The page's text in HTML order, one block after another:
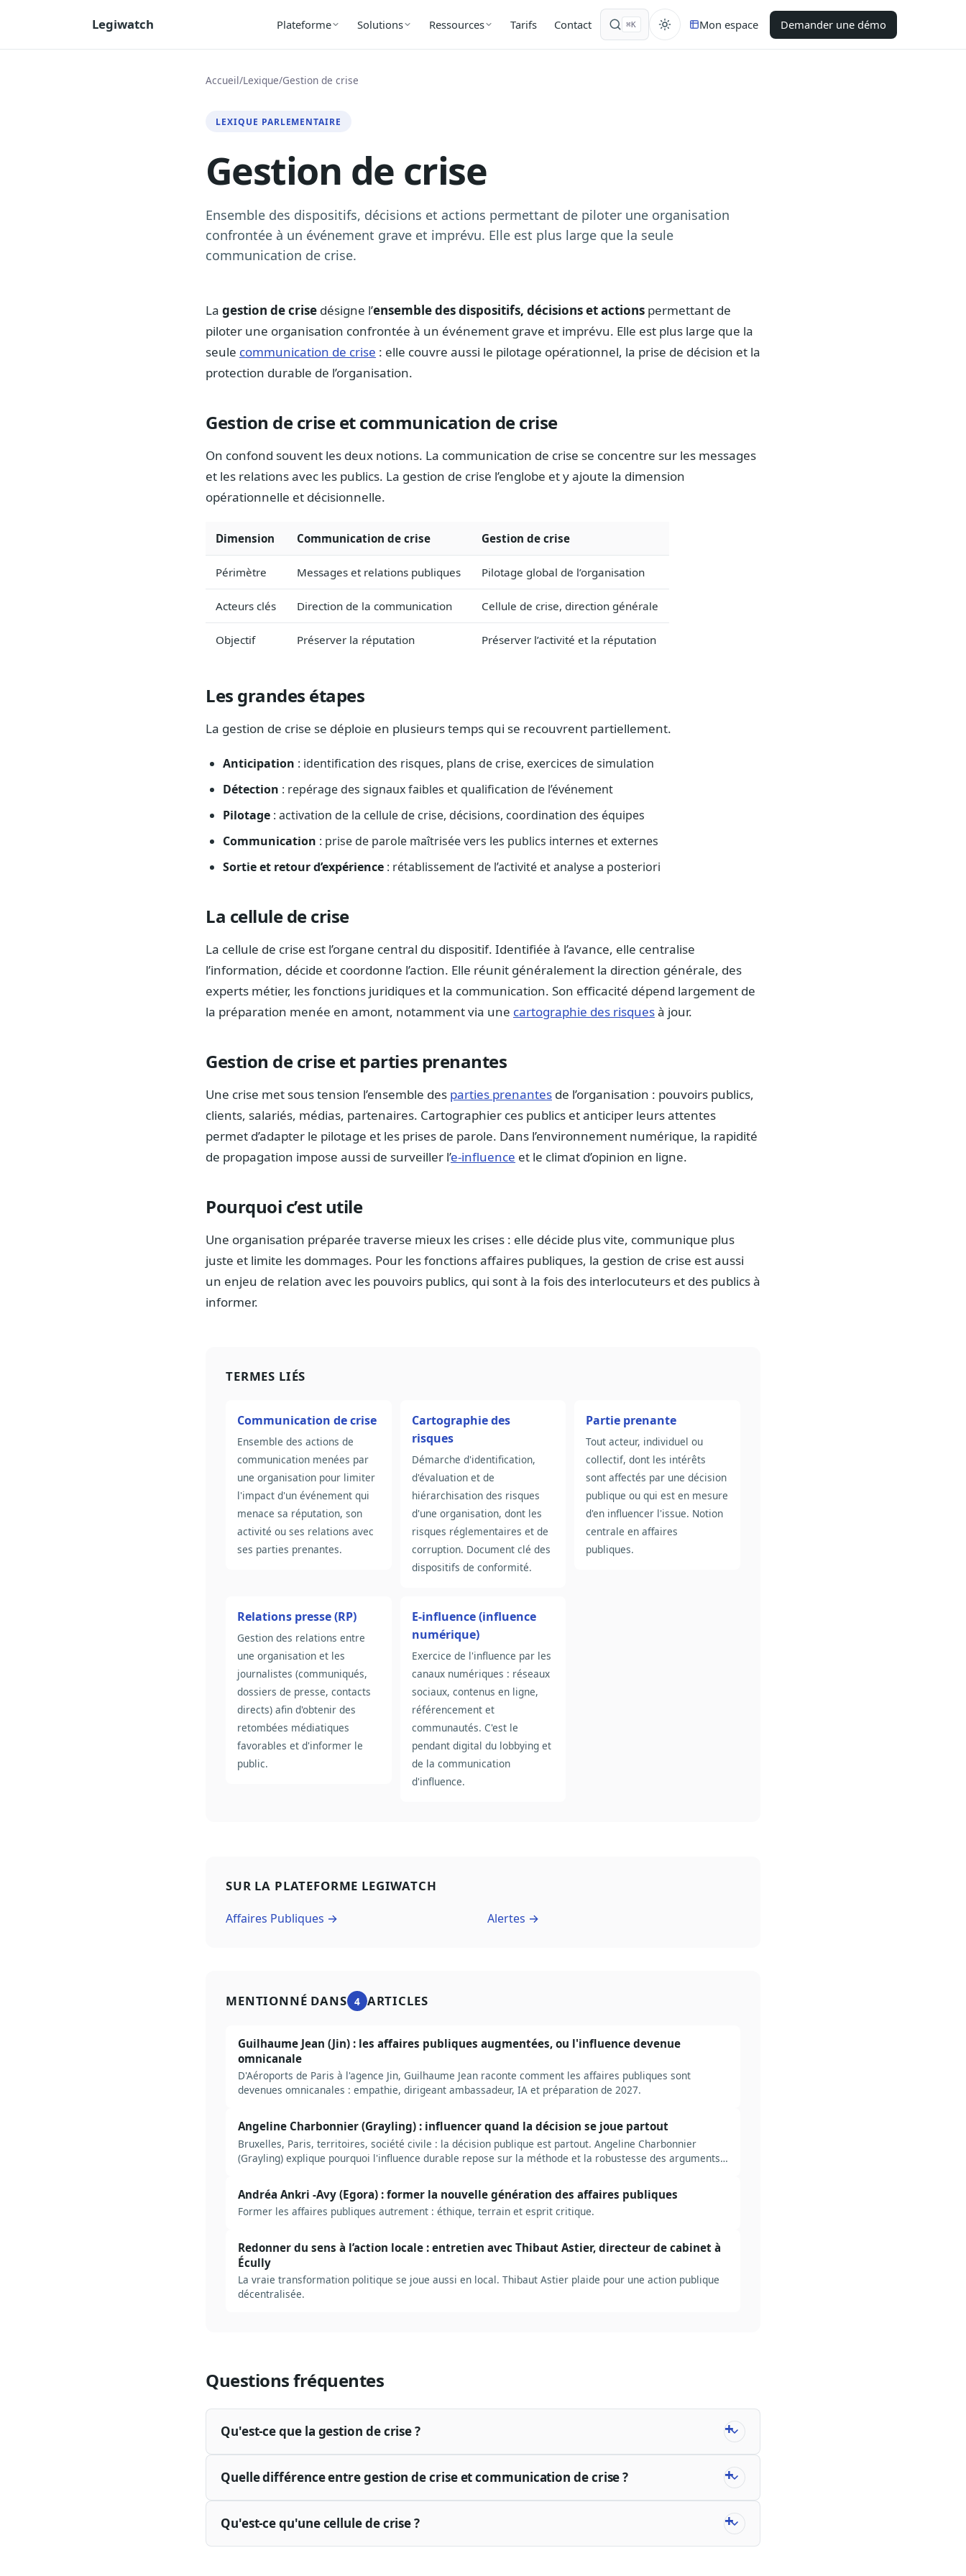
Legiwatch Plateforme Solutions Ressources Tarifs Contact ⌘K Mon espace Demander une démo
Accueil/Lexique/Gestion de crise
LEXIQUE PARLEMENTAIRE
Gestion de crise
Ensemble des dispositifs, décisions et actions permettant de piloter une organisation
confrontée à un événement grave et imprévu. Elle est plus large que la seule
communication de crise.
La gestion de crise désigne l’ensemble des dispositifs, décisions et actions permettant de
piloter une organisation confrontée à un événement grave et imprévu. Elle est plus large que la
seule communication de crise : elle couvre aussi le pilotage opérationnel, la prise de décision et la
protection durable de l’organisation.
Gestion de crise et communication de crise
On confond souvent les deux notions. La communication de crise se concentre sur les messages
et les relations avec les publics. La gestion de crise l’englobe et y ajoute la dimension
opérationnelle et décisionnelle.
Dimension Communication de crise Gestion de crise
Périmètre Messages et relations publiques Pilotage global de l’organisation
Acteurs clés Direction de la communication Cellule de crise, direction générale
Objectif Préserver la réputation Préserver l’activité et la réputation
Les grandes étapes
La gestion de crise se déploie en plusieurs temps qui se recouvrent partiellement.
Anticipation : identification des risques, plans de crise, exercices de simulation
Détection : repérage des signaux faibles et qualification de l’événement
Pilotage : activation de la cellule de crise, décisions, coordination des équipes
Communication : prise de parole maîtrisée vers les publics internes et externes
Sortie et retour d’expérience : rétablissement de l’activité et analyse a posteriori
La cellule de crise
La cellule de crise est l’organe central du dispositif. Identifiée à l’avance, elle centralise
l’information, décide et coordonne l’action. Elle réunit généralement la direction générale, des
experts métier, les fonctions juridiques et la communication. Son efficacité dépend largement de
la préparation menée en amont, notamment via une cartographie des risquesà jour.
Gestion de crise et parties prenantes
Une crise met sous tension l’ensemble des parties prenantes de l’organisation : pouvoirs publics,
clients, salariés, médias, partenaires. Cartographier ces publics et anticiper leurs attentes
permet d’adapter le pilotage et les prises de parole. Dans l’environnement numérique, la rapidité
de propagation impose aussi de surveiller l’e-influence et le climat d’opinion en ligne.
Pourquoi c’est utile
Une organisation préparée traverse mieux les crises : elle décide plus vite, communique plus
juste et limite les dommages. Pour les fonctions affaires publiques, la gestion de crise est aussi
un enjeu de relation avec les pouvoirs publics, qui sont à la fois des interlocuteurs et des publics à
informer.
TERMES LIÉS
Communication de crise
Ensemble des actions de
communication menées par
une organisation pour limiter
l'impact d'un événement qui
menace sa réputation, son
activité ou ses relations avec
ses parties prenantes.
Cartographie des
risques
Démarche d'identification,
d'évaluation et de
hiérarchisation des risques
d'une organisation, dont les
risques réglementaires et de
corruption. Document clé des
dispositifs de conformité.
Partie prenante
Tout acteur, individuel ou
collectif, dont les intérêts
sont affectés par une décision
publique ou qui est en mesure
d'en influencer l'issue. Notion
centrale en affaires
publiques.
Relations presse (RP)
Gestion des relations entre
une organisation et les
journalistes (communiqués,
dossiers de presse, contacts
directs) afin d'obtenir des
retombées médiatiques
favorables et d'informer le
public.
E-influence (influence
numérique)
Exercice de l'influence par les
canaux numériques : réseaux
sociaux, contenus en ligne,
référencement et
communautés. C'est le
pendant digital du lobbying et
de la communication
d'influence.
SUR LA PLATEFORME LEGIWATCH
Affaires Publiques → Alertes →
MENTIONNÉ DANS 4 ARTICLES
Guilhaume Jean (Jin) : les affaires publiques augmentées, ou l'influence devenue
omnicanale
D'Aéroports de Paris à l'agence Jin, Guilhaume Jean raconte comment les affaires publiques sont
devenues omnicanales : empathie, dirigeant ambassadeur, IA et préparation de 2027.
Angeline Charbonnier (Grayling) : influencer quand la décision se joue partout
Bruxelles, Paris, territoires, société civile : la décision publique est partout. Angeline Charbonnier
(Grayling) explique pourquoi l'influence durable repose sur la méthode et la robustesse des arguments,
Andréa Ankri -Avy (Egora) : former la nouvelle génération des affaires publiques
Former les affaires publiques autrement : éthique, terrain et esprit critique.
Redonner du sens à l’action locale : entretien avec Thibaut Astier, directeur de cabinet à
Écully
La vraie transformation politique se joue aussi en local. Thibaut Astier plaide pour une action publique
décentralisée.
Questions fréquentes
Qu'est-ce que la gestion de crise ?
Quelle différence entre gestion de crise et communication de crise ?
Qu'est-ce qu'une cellule de crise ?